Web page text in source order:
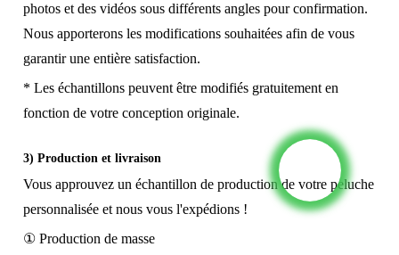
photos et des vidéos sous différents angles pour confirmation.
Nous apporterons les modifications souhaitées afin de vous
garantir une entière satisfaction.
* Les échantillons peuvent être modifiés gratuitement en
fonction de votre conception originale.
3) Production et livraison
Vous approuvez un échantillon de production de votre peluche
personnalisée et nous vous l'expédions !
① Production de masse